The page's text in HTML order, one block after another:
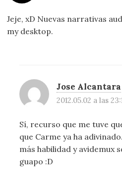
Jeje, xD Nuevas narrativas
my desktop.
Jose Alcantara
2012.05.02 a las
Sí, recurso que me tuve
que Carme ya ha
más habilidad y avidemux
guapo :D